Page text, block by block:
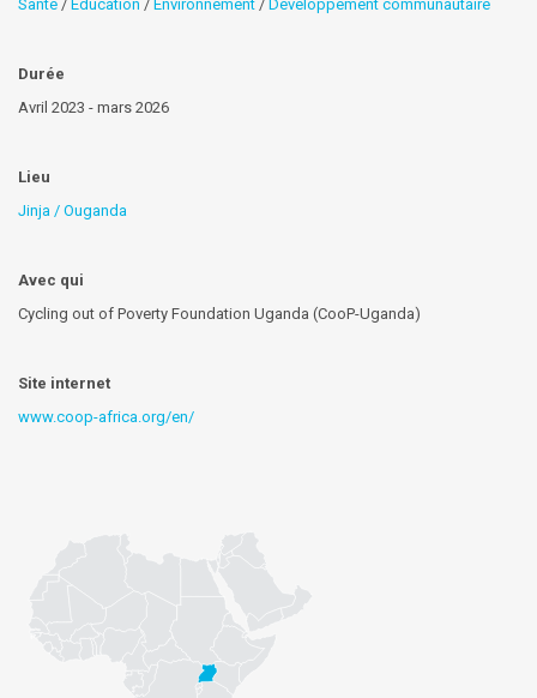
Santé / Éducation / Environnement / Développement communautaire
Durée
Avril 2023 - mars 2026
Lieu
Jinja / Ouganda
Avec qui
Cycling out of Poverty Foundation Uganda (CooP-Uganda)
Site internet
www.coop-africa.org/en/